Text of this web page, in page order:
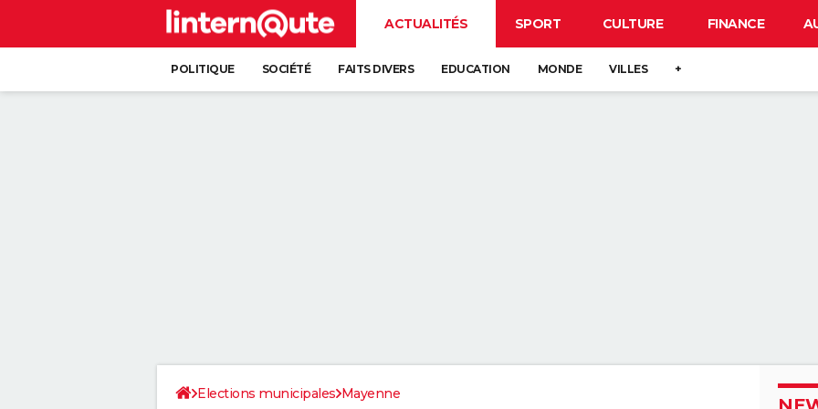
ACTUALITÉS SPORT CULTURE FINANCE
POLITIQUE SOCIÉTÉ FAITS DIVERS EDUCATION MONDE VILLES +
Elections municipales Mayenne